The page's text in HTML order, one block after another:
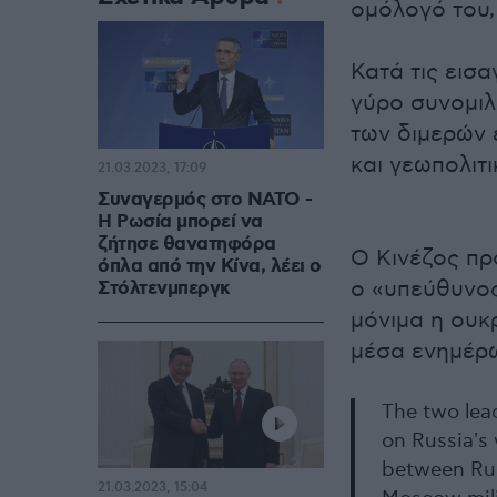
ομόλογό του,
Κατά τις
γύρο
των διμερών
και
Ο Κινέζος
ο
μόνιμα η
μέσα
The two
on
between
Συναγερμός στο ΝΑΤΟ -
H Ρωσία μπορεί να
ζήτησε θανατηφόρα
όπλα από την Κίνα, λέει ο
Στόλτενμπεργκ
21.03.2023, 17:09
21.03.2023, 15:04